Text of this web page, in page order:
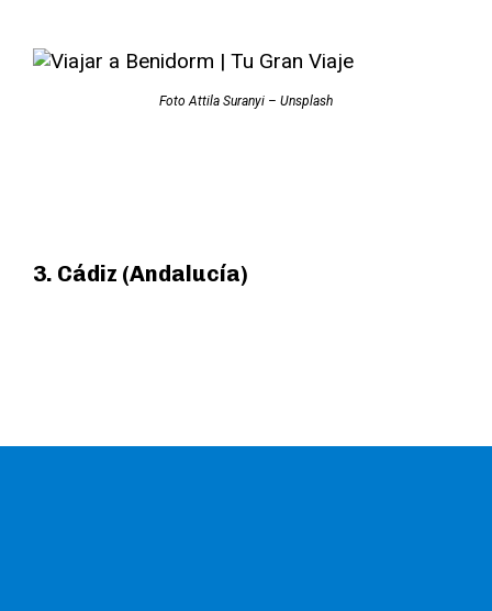
Foto Attila Suranyi – Unsplash
3. Cádiz (Andalucía)